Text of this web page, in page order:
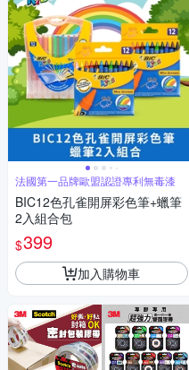
法國第一品牌歐盟認證專利無毒漆
BIC12色孔雀開屏彩色筆+蠟筆
2入組合包
$399
加入購物車